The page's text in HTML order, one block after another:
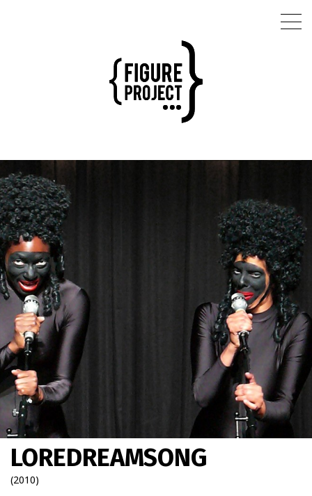
ARTISTE ASSOCIÉE - RÉSIDENCES
FR| ENG
LOREDREAMSONG
(2010)